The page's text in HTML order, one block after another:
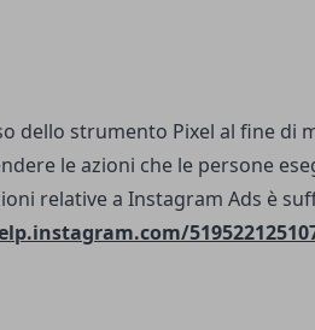
dello strumento Pixel al fine di
le azioni che le persone
relative a Instagram Ads è